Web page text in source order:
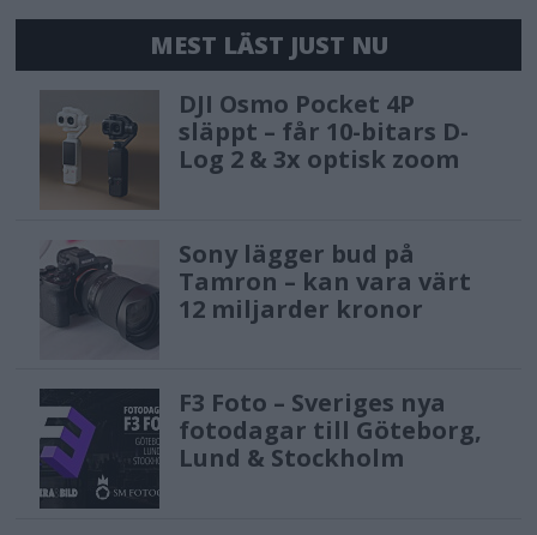
MEST LÄST JUST NU
DJI Osmo Pocket 4P
släppt – får 10-bitars D-
Log 2 & 3x optisk zoom
Sony lägger bud på
Tamron – kan vara värt
12 miljarder kronor
F3 Foto – Sveriges nya
fotodagar till Göteborg,
Lund & Stockholm